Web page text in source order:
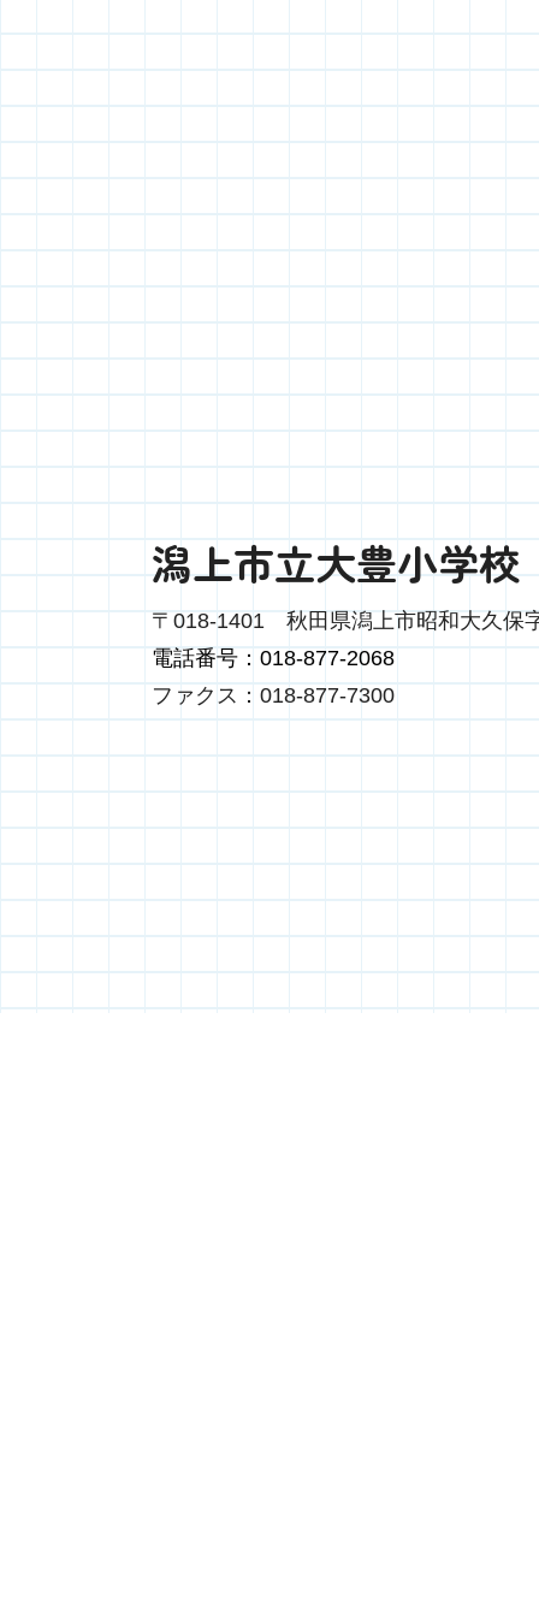
潟上市立大豊小学校
〒018-1401 秋田県潟上市昭和大久保
電話番号：018-877-2068
ファクス：018-877-7300